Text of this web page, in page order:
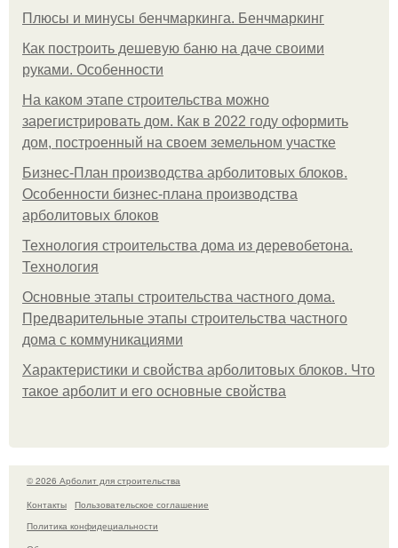
Плюсы и минусы бенчмаркинга. Бенчмаркинг
Как построить дешевую баню на даче своими
руками. Особенности
На каком этапе строительства можно
зарегистрировать дом. Как в 2022 году оформить
дом, построенный на своем земельном участке
Бизнес-План производства арболитовых блоков.
Особенности бизнес-плана производства
арболитовых блоков
Технология строительства дома из деревобетона.
Технология
Основные этапы строительства частного дома.
Предварительные этапы строительства частного
дома с коммуникациями
Характеристики и свойства арболитовых блоков. Что
такое арболит и его основные свойства
© 2026 Арболит для строительства
Контакты
Пользовательское соглашение
Политика конфидециальности